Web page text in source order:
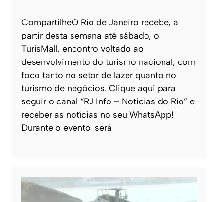
CompartilheO Rio de Janeiro recebe, a
partir desta semana até sábado, o
TurisMall, encontro voltado ao
desenvolvimento do turismo nacional, com
foco tanto no setor de lazer quanto no
turismo de negócios. Clique aqui para
seguir o canal “RJ Info – Noticias do Rio” e
receber as notícias no seu WhatsApp!
Durante o evento, será